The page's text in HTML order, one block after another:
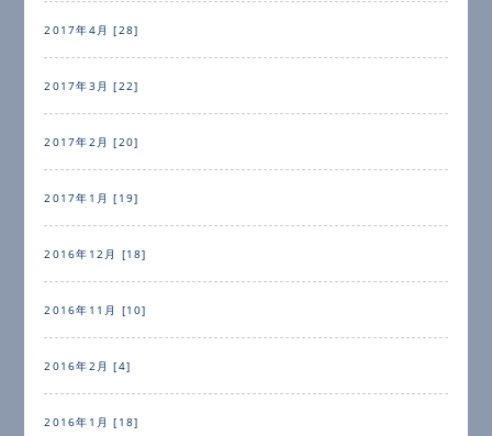
2017年4月 [28]
2017年3月 [22]
2017年2月 [20]
2017年1月 [19]
2016年12月 [18]
2016年11月 [10]
2016年2月 [4]
2016年1月 [18]